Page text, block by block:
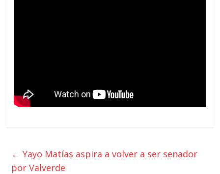
← Yayo Matías aspira a volver a ser senador
por Valverde